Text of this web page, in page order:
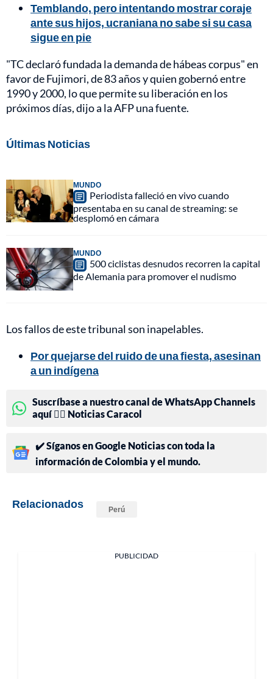
Temblando, pero intentando mostrar coraje
ante sus hijos, ucraniana no sabe si su casa
sigue en pie
"TC declaró fundada la demanda de hábeas corpus" en
favor de Fujimori, de 83 años y quien gobernó entre
1990 y 2000, lo que permite su liberación en los
próximos días, dijo a la AFP una fuente.
Últimas Noticias
MUNDO
Periodista falleció en vivo cuando
presentaba en su canal de streaming: se
desplomó en cámara
MUNDO
500 ciclistas desnudos recorren la capital
de Alemania para promover el nudismo
Los fallos de este tribunal son inapelables.
Por quejarse del ruido de una fiesta, asesinan
a un indígena
Suscríbase a nuestro canal de WhatsApp Channels
aquí 👉🏻 Noticias Caracol
✔️ Síganos en Google Noticias con toda la
información de Colombia y el mundo.
Relacionados Perú
PUBLICIDAD